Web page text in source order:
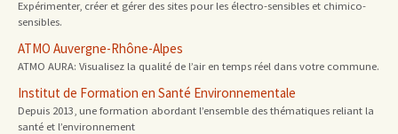
Expérimenter, créer et gérer des sites pour les électro-sensibles et chimico-
sensibles.
ATMO Auvergne-Rhône-Alpes
ATMO AURA: Visualisez la qualité de l’air en temps réel dans votre commune.
Institut de Formation en Santé Environnementale
Depuis 2013, une formation abordant l’ensemble des thématiques reliant la
santé et l’environnement